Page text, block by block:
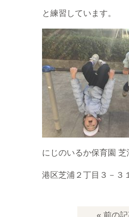
と練習しています。
にじのいるか保育園 芝
港区芝浦２丁目３－３